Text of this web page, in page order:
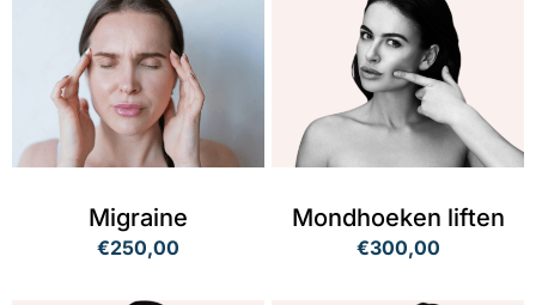
Migraine
€250,00
Mondhoeken liften
€300,00